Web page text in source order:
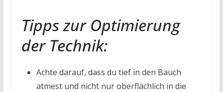
Tipps zur Optimierung
der Technik:
Achte darauf, dass du tief in den Bauch
atmest und nicht nur oberflächlich in die